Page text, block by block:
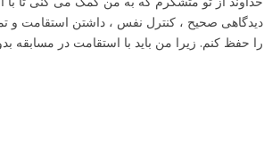
دیدگاهی صحیح ، کنترل نفس ، داشتن استقامت و
را حفظ کنم. زیرا من باید با استقامت در مسابقه